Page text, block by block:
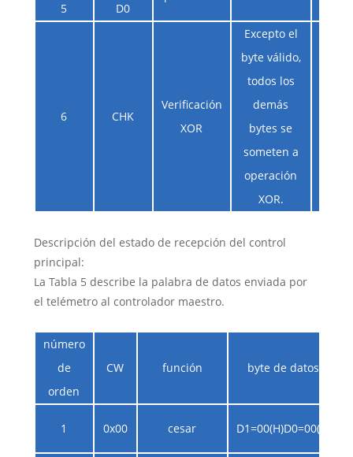
5
D0
6 CHK
Verificación
XOR
Excepto el
byte válido,
todos los
demás
bytes se
someten a
operación
XOR.
Descripción del estado de recepción del control
principal:
La Tabla 5 describe la palabra de datos enviada por
el telémetro al controlador maestro.
número
de
orden
CW función byte de datos
1 0x00 cesar D1=00(H)D0=00(H)